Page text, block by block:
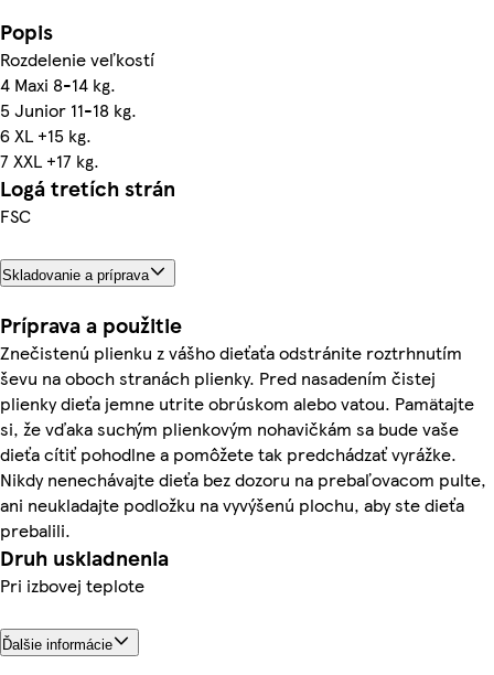
Popis
Rozdelenie veľkostí
4 Maxi 8-14 kg.
5 Junior 11-18 kg.
6 XL +15 kg.
7 XXL +17 kg.
Logá tretích strán
FSC
Skladovanie a príprava
Príprava a použitie
Znečistenú plienku z vášho dieťaťa odstránite roztrhnutím
ševu na oboch stranách plienky. Pred nasadením čistej
plienky dieťa jemne utrite obrúskom alebo vatou. Pamätajte
si, že vďaka suchým plienkovým nohavičkám sa bude vaše
dieťa cítiť pohodlne a pomôžete tak predchádzať vyrážke.
Nikdy nenechávajte dieťa bez dozoru na prebaľovacom pulte,
ani neukladajte podložku na vyvýšenú plochu, aby ste dieťa
prebalili.
Druh uskladnenia
Pri izbovej teplote
Ďalšie informácie